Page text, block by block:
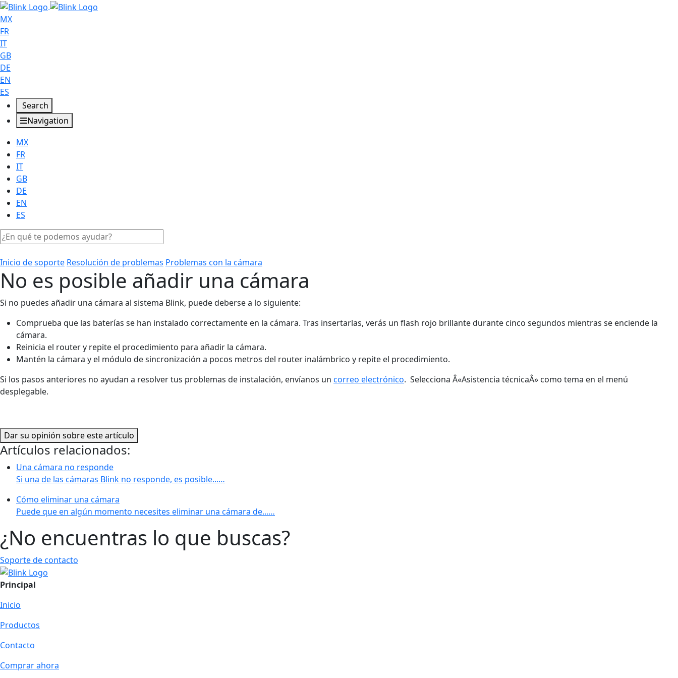
MX
FR
IT
GB
DE
EN
ES
Search
Navigation
MX
FR
IT
GB
DE
EN
ES
Inicio de soporte Resolución de problemas Problemas con la cámara
No es posible añadir una cámara
Si no puedes añadir una cámara al sistema Blink, puede deberse a lo siguiente:
Comprueba que las baterías se han instalado correctamente en la cámara. Tras insertarlas, verás un flash rojo brillante durante cinco segundos mientras se enciende la
cámara.
Reinicia el router y repite el procedimiento para añadir la cámara.
Mantén la cámara y el módulo de sincronización a pocos metros del router inalámbrico y repite el procedimiento.
Si los pasos anteriores no ayudan a resolver tus problemas de instalación, envíanos un correo electrónico. Selecciona Â«Asistencia técnicaÂ» como tema en el menú
desplegable.
Dar su opinión sobre este artículo
Artículos relacionados:
Una cámara no responde
Si una de las cámaras Blink no responde, es posible...…
Cómo eliminar una cámara
Puede que en algún momento necesites eliminar una cámara de...…
¿No encuentras lo que buscas?
Soporte de contacto
Principal
Inicio
Productos
Contacto
Comprar ahora